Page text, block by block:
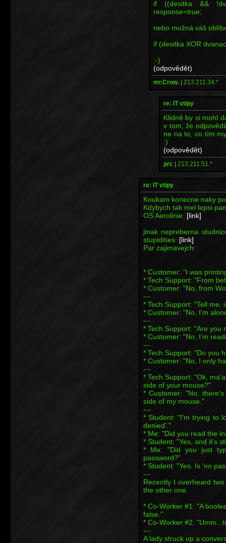
if ((desitka &&
response=true;
nebo možná váš
if (desitka XOR
:-)
(odpovědět)
mr.Crow. | 213.211.34.*
re: IT vtipy
Klidně by si mohl
v tom, že
ne na to, co tím
:)
(odpovědět)
prc | 213.211.51.*
re: IT vtipy
Koukam konecne naky
Kdybych tak mel lepsi
OS Aerolinie: [link]
jinak nepreberna
stupidities: [link]
Par zajimavejch:
* Customer: "I was
* Tech Support: "From
* Customer: "No, from
---
* Tech Support: "Tell me,
* Customer: "No, I'm
---
* Tech Support: "Are you
* Customer: "No, I'm
---
* Tech Support: "Do you
* Customer: "No, I only
---
* Tech Support: "Ok,
side of your mouse?"
* Customer: "No,
side of my mouse."
---
* Student: "I'm trying to
denied'."
* Me: "Did you read the
* Student: "Yes, and it's
* Me: "Did you just
password?"
* Student: "Yes. Is 'no
---
Recently I overheard
the other one.
* Co-Worker #1: "A
false."
* Co-Worker #2:
---
A lady struck up a